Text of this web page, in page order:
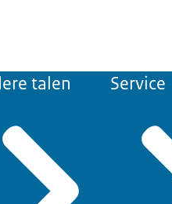
talen Service